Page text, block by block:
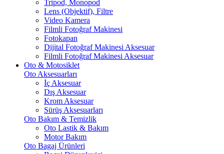
Tripod, Monopod
Lens (Objektif), Filtre
Video Kamera
Filmli Fotoğraf Makinesi
Fotokapan
Dijital Fotoğraf Makinesi Aksesuar
Filmli Fotoğraf Makinesi Aksesuar
Oto & Motosiklet
Oto Aksesuarları
İç Aksesuar
Dış Aksesuar
Krom Aksesuar
Sürüş Aksesuarları
Oto Bakım & Temizlik
Oto Lastik & Bakım
Motor Bakım
Oto Bagaj Ürünleri